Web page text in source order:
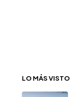
LO MÁS VISTO